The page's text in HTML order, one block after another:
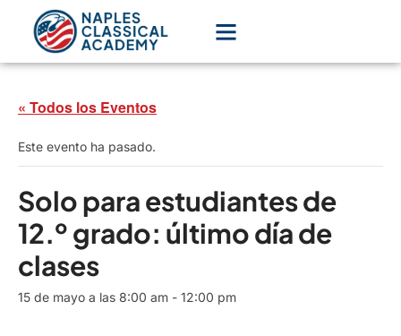
« Todos los Eventos
Este evento ha pasado.
Solo para estudiantes de
12.º grado: último día de
clases
15 de mayo a las 8:00 am - 12:00 pm